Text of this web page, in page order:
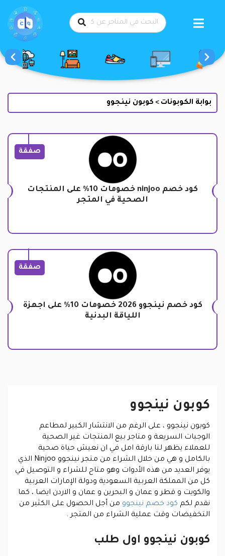
بوابة الكوبونات > كوبون نينجوو
صفقة
كود خصم ninjoo خصومات 10% على المنتجات
الصحية في المتجر
صفقة
كود خصم نينجوو 2026 خصومات 10% على اجهزة
اللياقة البدنية
كوبون نينجوو
كوبون نينجوو ، على الرغم من الانتشار الكبير لمطاعم
الوجبات السريعة و متاجر بيع المنتجات غير الصحية
للعملاء يظهر لنا بارقة امل في ان نعيش حياة صحية
بالكامل و هي من خلال الشراء من متجر نينجوو Ninjoo الذي
يوفر العديد من هذه الأدوات وهو متاح للشراء و التوصيل في
كل من المملكة العربية السعودية ودولة الإمارات العربية
والكويت و قطر و عمان و البحرين و عمان و الاردن ايضا ، كما
نقدم لكم كود خصم نينجوو من أجل الحصول على الكثير من
التخفيضات وقت عملية الشراء من المتجر .
كوبون نينجوو اول طلب